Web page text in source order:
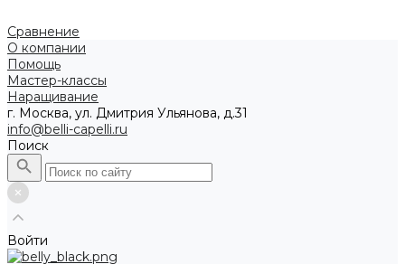
Сравнение
О компании
Помощь
Мастер-классы
Наращивание
г. Москва, ул. Дмитрия Ульянова, д.31
info@belli-capelli.ru
Поиск
Войти